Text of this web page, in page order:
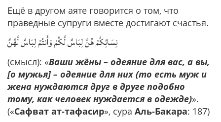
Ещё в другом аяте говорится о том, что
праведные супруги вместе достигают счастья.
نِسَائِكُمْ هُنَّ لِبَاسٌ لَّكُمْ وَأَنتُمْ لِبَاسٌ لَّهُنَّ
(смысл): «Ваши жёны – одеяние для вас, а вы,
[о мужья] – одеяние для них (то есть муж и
жена нуждаются друг в друге подобно
тому, как человек нуждается в одежде)».
(«Сафват ат-тафасир», сура Аль-Бакара: 187)